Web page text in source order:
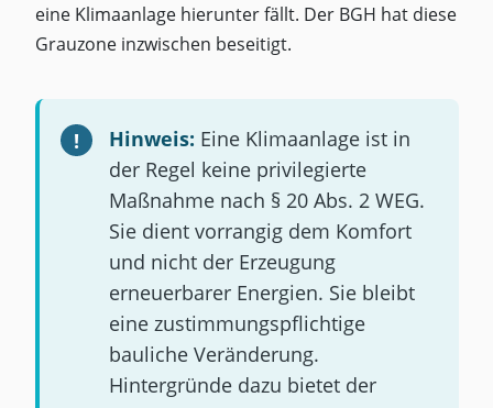
eine Klimaanlage hierunter fällt. Der BGH hat diese
Grauzone inzwischen beseitigt.
Hinweis: Eine Klimaanlage ist in
der Regel keine privilegierte
Maßnahme nach § 20 Abs. 2 WEG.
Sie dient vorrangig dem Komfort
und nicht der Erzeugung
erneuerbarer Energien. Sie bleibt
eine zustimmungspflichtige
bauliche Veränderung.
Hintergründe dazu bietet der